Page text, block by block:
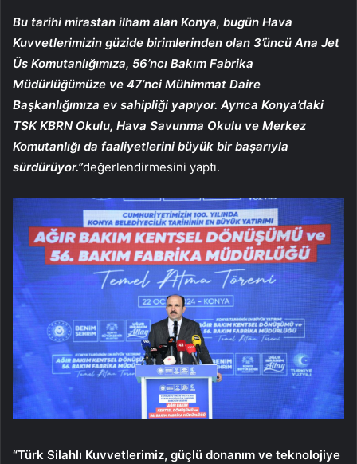
Bu tarihi mirastan ilham alan Konya, bugün Hava
Kuvvetlerimizin güzide birimlerinden olan 3’üncü Ana Jet
Üs Komutanlığımıza, 56’ncı Bakım Fabrika
Müdürlüğümüze ve 47’nci Mühimmat Daire
Başkanlığımıza ev sahipliği yapıyor. Ayrıca Konya’daki
TSK KBRN Okulu, Hava Savunma Okulu ve Merkez
Komutanlığı da faaliyetlerini büyük bir başarıyla
sürdürüyor.”değerlendirmesini yaptı.
“Türk Silahlı Kuvvetlerimiz, güçlü donanım ve teknolojiye